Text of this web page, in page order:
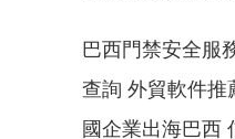
巴西門禁安全服
查詢 外貿軟件推
國企業出海巴西